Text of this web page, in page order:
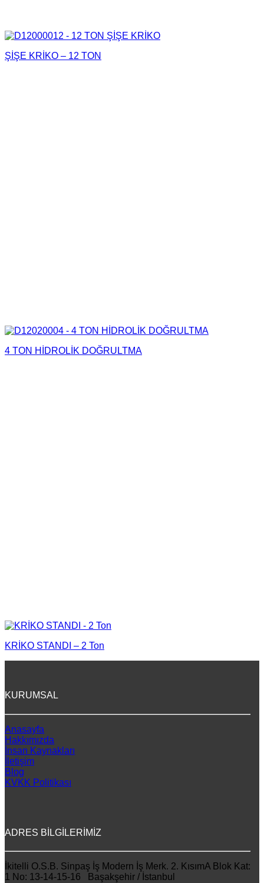
ŞİŞE KRİKO – 12 TON
4 TON HİDROLİK DOĞRULTMA
KRİKO STANDI – 2 Ton
KURUMSAL
Anasayfa
Hakkımızda
İnsan Kaynakları
İletişim
Blog
KVKK Politikası
ADRES BİLGİLERİMİZ
İkitelli O.S.B. Sinpaş İş Modern İş Merk. 2. KısımA Blok Kat:
1 No: 13-14-15-16 Başakşehir / İstanbul